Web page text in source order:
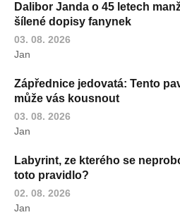
Dalibor Janda o 45 letech
šílené dopisy fanynek
03. 08. 2026
Jan
Zápřednice jedovatá: Tento
může vás kousnout
03. 08. 2026
Jan
Labyrint, ze kterého se
toto pravidlo?
02. 08. 2026
Jan